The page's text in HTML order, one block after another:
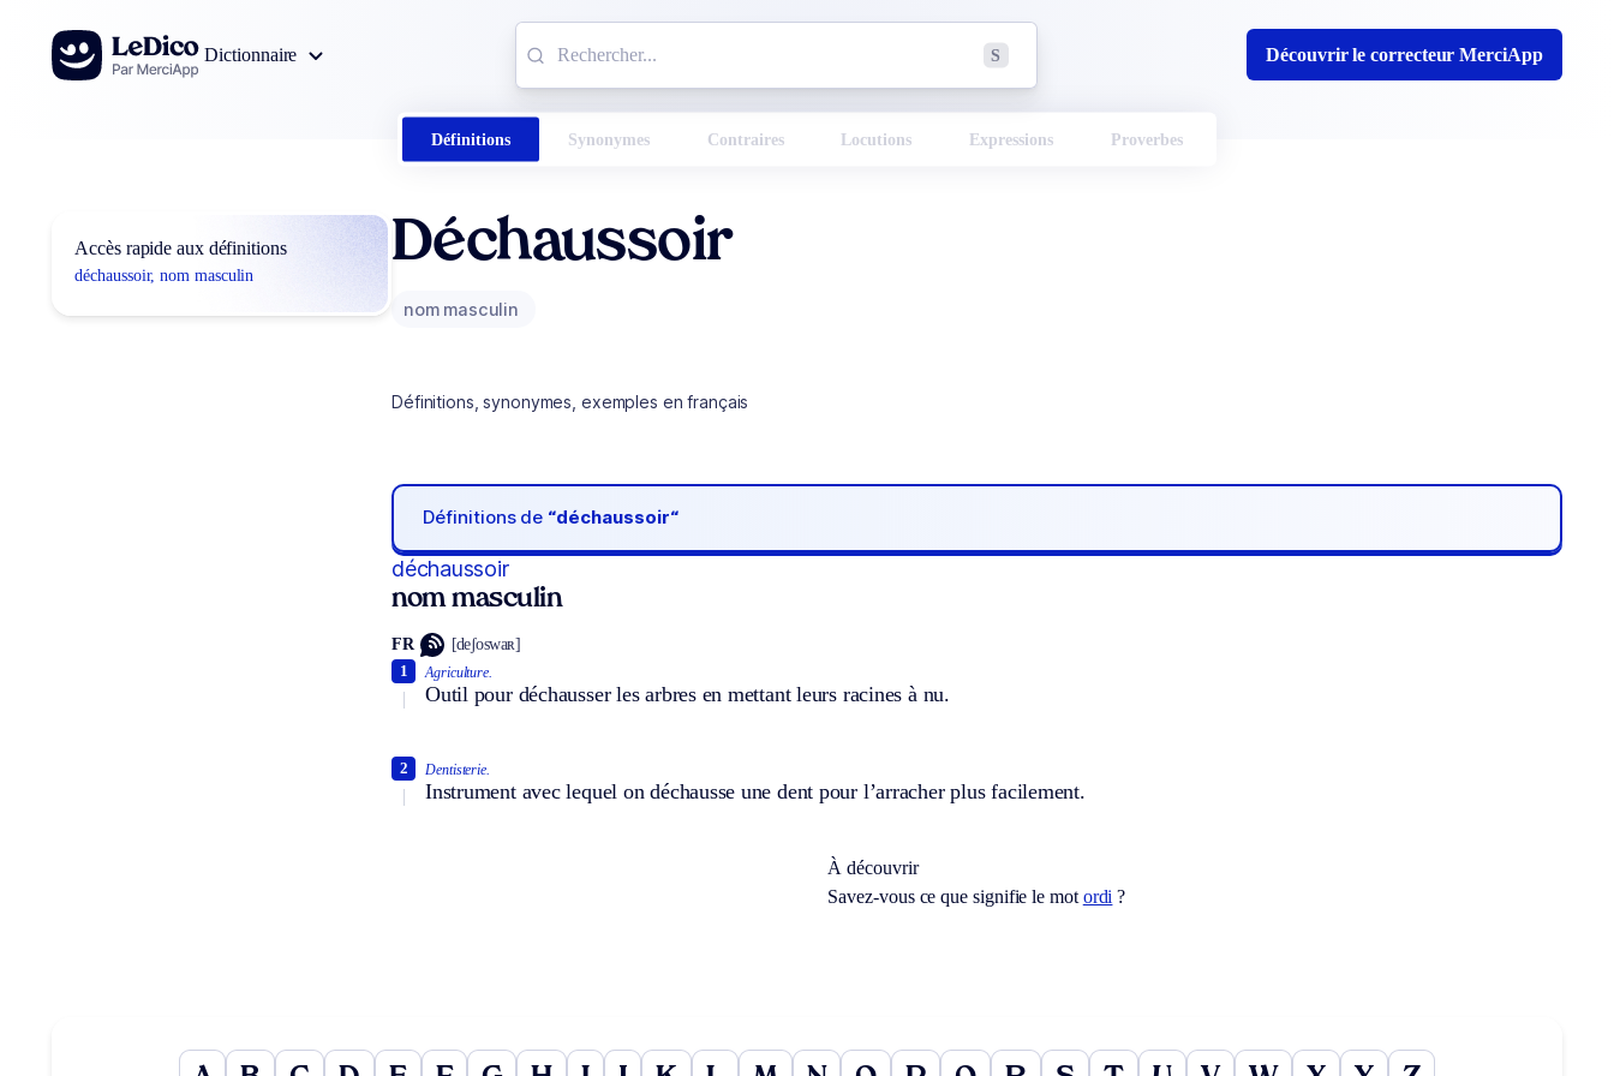
Aller au contenu
Dictionnaire
S Découvrir le correcteur MerciApp
Définitions Synonymes Contraires Locutions Expressions Proverbes
Accès rapide aux définitions
déchaussoir, nom masculin
Déchaussoir
nom masculin
Définitions, synonymes, exemples en français
Définitions de “déchaussoir“
déchaussoir
nom masculin
FR [deʃoswaʀ]
Agriculture.
Outil pour déchausser les arbres en mettant leurs racines à nu.
1
Dentisterie.
Instrument avec lequel on déchausse une dent pour l’arracher plus facilement.
2
À découvrir
Savez-vous ce que signifie le mot ordi ?